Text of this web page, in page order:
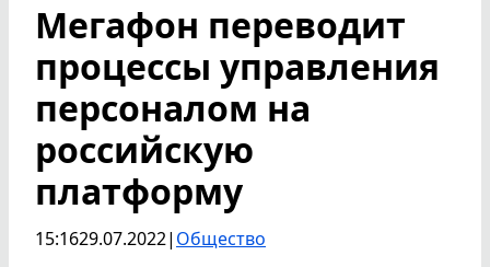
Мегафон переводит
процессы управления
персоналом на
российскую
платформу
15:1629.07.2022| Общество